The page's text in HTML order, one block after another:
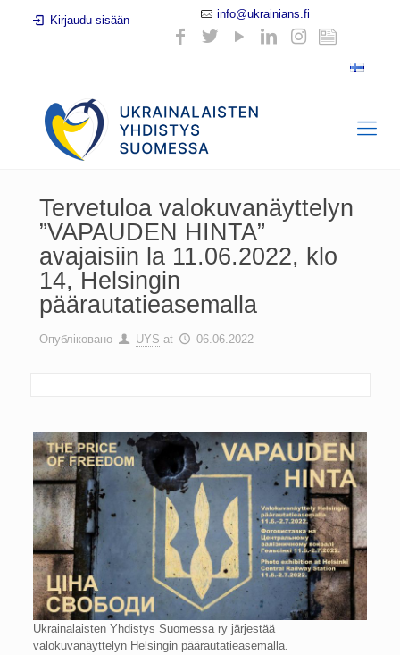
Kirjaudu sisään info@ukrainians.fi
Tervetuloa valokuvanäyttelyn
”VAPAUDEN HINTA”
avajaisiin la 11.06.2022, klo
14, Helsingin
päärautatieasemalla
Опубліковано UYS at 06.06.2022
Ukrainalaisten Yhdistys Suomessa ry järjestää
valokuvanäyttelyn Helsingin päärautatieasemalla.